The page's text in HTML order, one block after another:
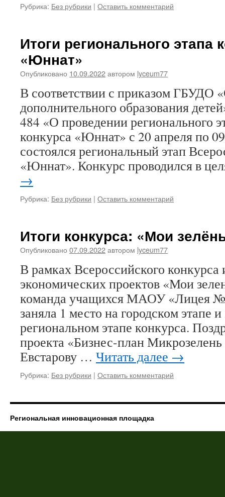
Рубрика: Без рубрики | Оставить комментарий
Итоги регионального этапа
«Юннат»
Опубликовано 10.09.2022автором lyceum77
В соответствии с приказом ГБУДО
дополнительного образования
484 «О проведении регионального
конкурса «Юннат» с 20 апреля по
состоялся региональный этап
«Юннат». Конкурс проводился в
→
Рубрика: Без рубрики | Оставить комментарий
Итоги конкурса: «Мои
Опубликовано 07.09.2022автором lyceum77
В рамках Всероссийского
экономических проектов «Мои
команда учащихся МАОУ «Лицея №
заняла 1 место на городском этапе
региональном этапе конкурса.
проекта «Бизнес-план
Евстарову … Читать далее →
Рубрика: Без рубрики | Оставить комментарий
Региональная инновационная площадка